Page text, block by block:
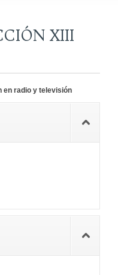
XIII
en radio y televisión